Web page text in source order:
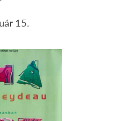
15.